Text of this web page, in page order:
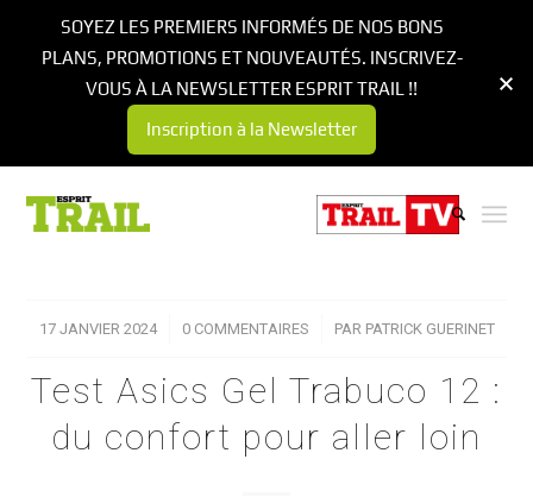
17 JANVIER 2024
/ 0 COMMENTAIRES
/ PAR PATRICK GUERINET
Test Asics Gel Trabuco 12 :
du confort pour aller loin
SOYEZ LES PREMIERS INFORMÉS DE NOS BONS
PLANS, PROMOTIONS ET NOUVEAUTÉS. INSCRIVEZ-
VOUS À LA NEWSLETTER ESPRIT TRAIL !!
Inscription à la Newsletter